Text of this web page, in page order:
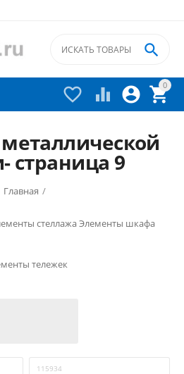
0


 

страница 9
Главная /
стеллажаЭлементы шкафа
тележек
115934